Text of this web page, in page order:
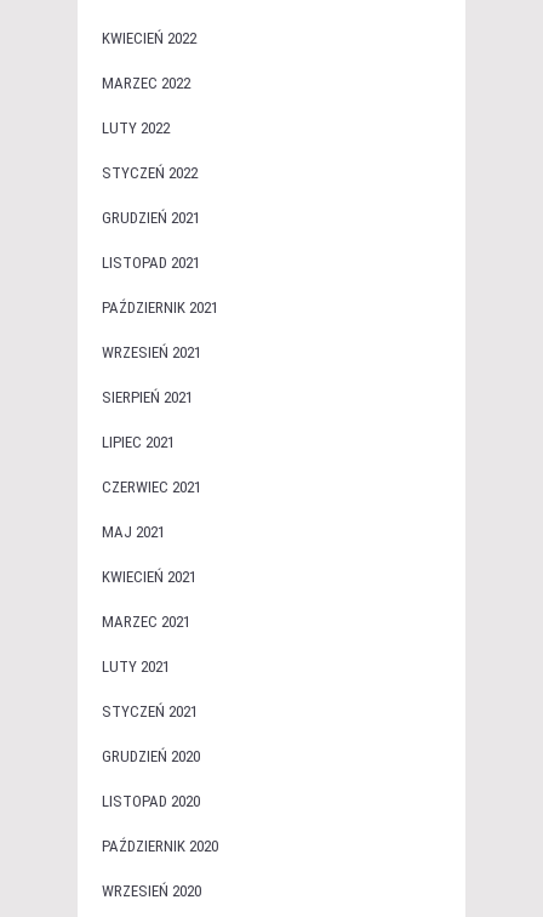
KWIECIEŃ 2022
MARZEC 2022
LUTY 2022
STYCZEŃ 2022
GRUDZIEŃ 2021
LISTOPAD 2021
PAŹDZIERNIK 2021
WRZESIEŃ 2021
SIERPIEŃ 2021
LIPIEC 2021
CZERWIEC 2021
MAJ 2021
KWIECIEŃ 2021
MARZEC 2021
LUTY 2021
STYCZEŃ 2021
GRUDZIEŃ 2020
LISTOPAD 2020
PAŹDZIERNIK 2020
WRZESIEŃ 2020